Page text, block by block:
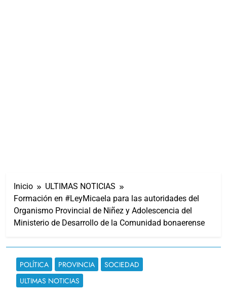
Inicio
ULTIMAS NOTICIAS
Formación en #LeyMicaela para las autoridades del
Organismo Provincial de Niñez y Adolescencia del
Ministerio de Desarrollo de la Comunidad bonaerense
POLÍTICA PROVINCIA
SOCIEDAD
ULTIMAS NOTICIAS